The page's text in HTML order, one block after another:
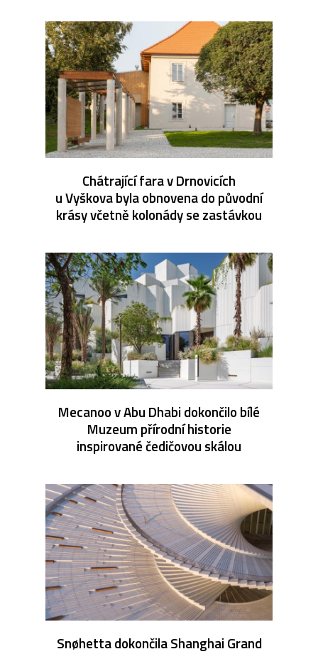
Chátrající fara v Drnovicích
u Vyškova byla obnovena do původní
krásy včetně kolonády se zastávkou
Mecanoo v Abu Dhabi dokončilo bílé
Muzeum přírodní historie
inspirované čedičovou skálou
Snøhetta dokončila Shanghai Grand